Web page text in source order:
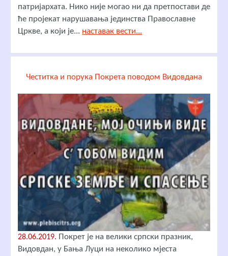
патријархата. Нико није могао ни да претпостави де
ће пројекат нарушавања јединства Православне
Цркве, а који је... наставак вести...
Честитка и порука Покрета поводом Видовдана
28.06.2019. Покрет је на велики српски празник,
Видовдан, у Бања Луци на неколико мјеста